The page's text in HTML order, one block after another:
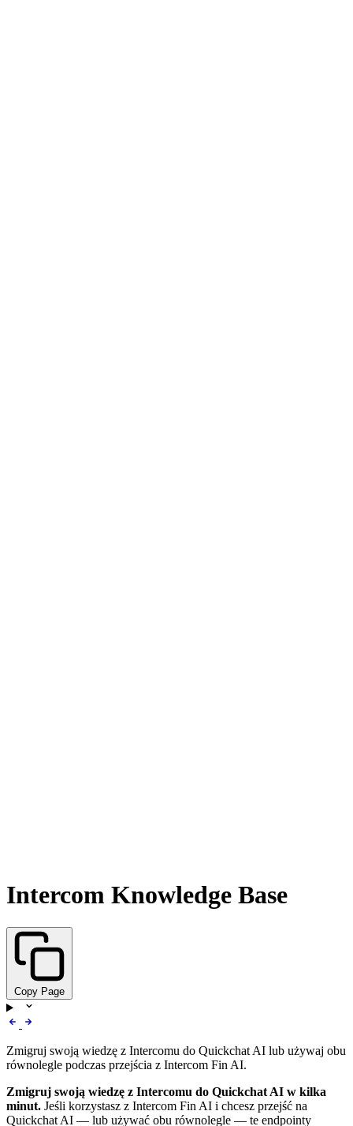
Intercom Knowledge Base
Copy Page
Zmigruj swoją wiedzę z Intercomu do Quickchat AI lub używaj obu
równolegle podczas przejścia z Intercom Fin AI.
Zmigruj swoją wiedzę z Intercomu do Quickchat AI w kilka
minut. Jeśli korzystasz z Intercom Fin AI i chcesz przejść na
Quickchat AI — lub używać obu równolegle — te endpointy